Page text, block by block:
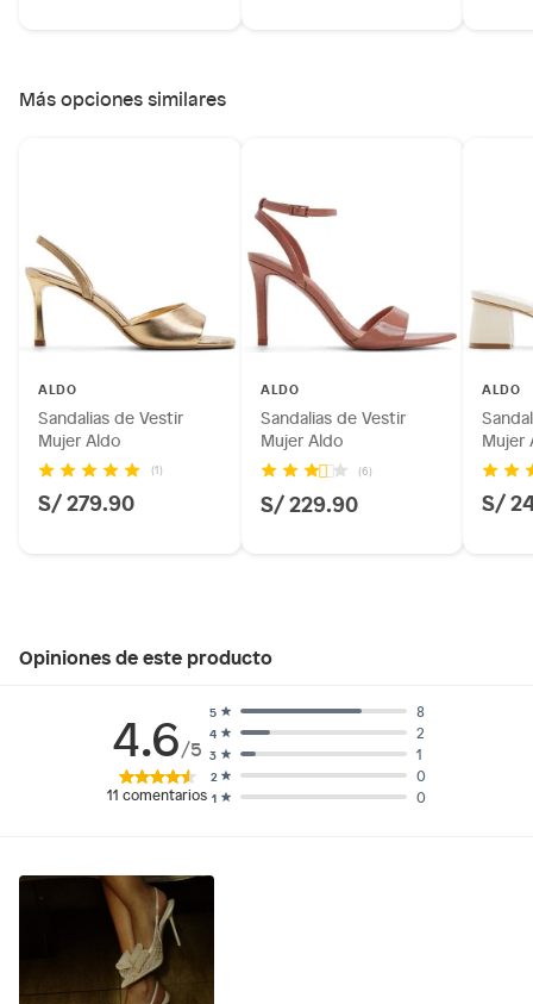
Más opciones similares
ALDO
Sandalias de Vestir
Mujer Aldo
(1)
S/ 279.90
ALDO
Sandalias de Vestir
Mujer Aldo
(6)
S/ 229.90
ALDO
Mujer
S/
Opiniones de este producto
4.6/5
11 comentarios 1 0
2 0
3 1
4 2
5 8